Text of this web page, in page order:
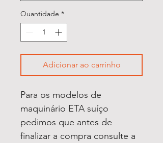
Quantidade *
Adicionar ao carrinho
Para os modelos de
maquinário ETA suíço
pedimos que antes de
finalizar a compra consulte a